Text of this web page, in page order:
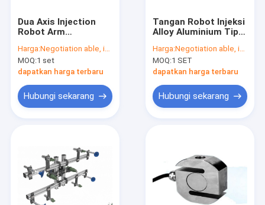
Tentang kita
Wisata pabrik
Dua Axis Injection
Robot Arm
Harga:Negotiation able, in USD
MOQ:1 set
dapatkan harga terbaru
Hubungi sekarang
Tangan Robot Injeksi
Alloy Aluminium Tipe
Harga:Negotiation able, in USD
MOQ:1 SET
dapatkan harga terbaru
Hubungi sekarang